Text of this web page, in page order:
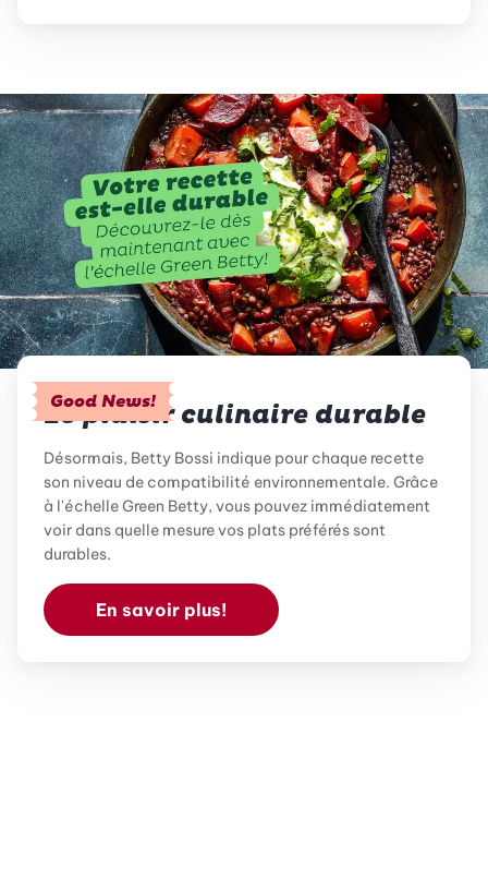
Good News!
Le plaisir culinaire durable
Désormais, Betty Bossi indique pour chaque recette
son niveau de compatibilité environnementale. Grâce
à l'échelle Green Betty, vous pouvez immédiatement
voir dans quelle mesure vos plats préférés sont
durables.
En savoir plus!